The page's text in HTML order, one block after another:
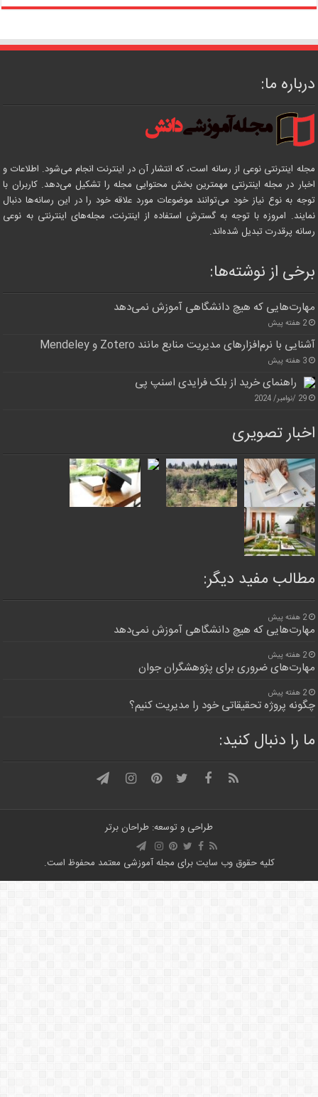
درباره ما:
مجله اینترنتی نوعی از رسانه است، که انتشار آن در اینترنت انجام می‌شود. اطلاعات و
اخبار در مجله اینترنتی مهمترین بخش محتوایی مجله را تشکیل می‌دهد. کاربران با
توجه به نوع نیاز خود می‌توانند موضوعات مورد علاقه خود را در این رسانه‌ها دنبال
نمایند. امروزه با توجه به گسترش استفاده از اینترنت، مجله‌های اینترنتی به نوعی
رسانه پرقدرت تبدیل شده‌اند.
برخی از نوشته‌ها:
مهارت‌هایی که هیچ دانشگاهی آموزش نمی‌دهد
2 هفته پیش
آشنایی با نرم‌افزارهای مدیریت منابع مانند Zotero و Mendeley
3 هفته پیش
راهنمای خرید از بلک فرایدی اسنپ پی
29 /نوامبر/ 2024
اخبار تصویری
مطالب مفید دیگر:
2 هفته پیش
مهارت‌هایی که هیچ دانشگاهی آموزش نمی‌دهد
2 هفته پیش
مهارت‌های ضروری برای پژوهشگران جوان
2 هفته پیش
چگونه پروژه تحقیقاتی خود را مدیریت کنیم؟
ما را دنبال کنید:
طراحی و توسعه: طراحان برتر
کلیه حقوق وب سایت برای مجله آموزشی معتمد محفوظ است.